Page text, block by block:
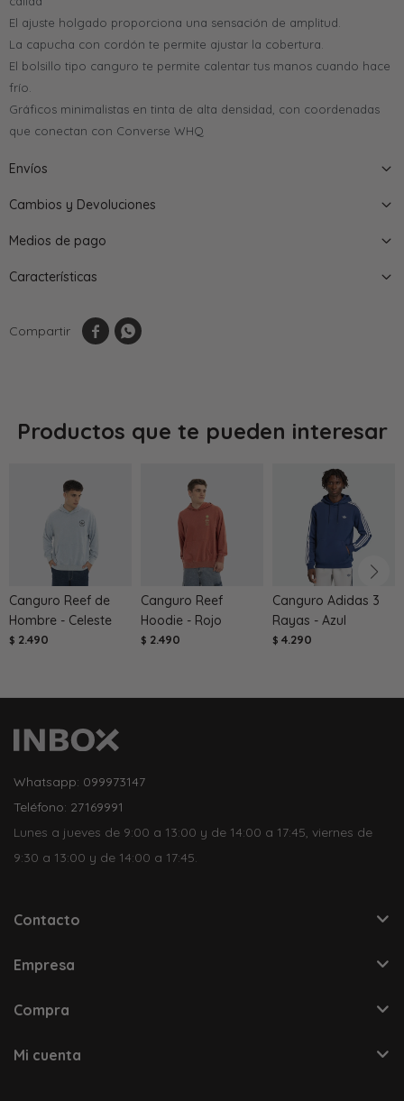
El ajuste holgado proporciona una sensación de amplitud.
La capucha con cordón te permite ajustar la cobertura.
El bolsillo tipo canguro te permite calentar tus manos cuando hace
frío.
Gráficos minimalistas en tinta de alta densidad, con coordenadas
que conectan con Converse WHQ
Envíos
Cambios y Devoluciones
Medios de pago
Características
 
Productos que te pueden interesar
Canguro Reef de
Hombre - Celeste
$ 2.490
Canguro Reef
Hoodie - Rojo
$ 2.490
Canguro Adidas 3
Rayas - Azul
$ 4.290
Whatsapp: 099973147
Teléfono: 27169991
Lunes a jueves de 9:00 a 13:00 y de 14:00 a 17:45, viernes de
9:30 a 13:00 y de 14:00 a 17:45.
Contacto
Empresa
Compra
Mi cuenta